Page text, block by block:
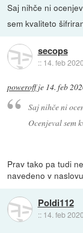
Saj nihče ni
sem kvaliteto
secops
:: 14. feb
poweroffje 14. feb
Saj nihče ni
Ocenjeval sem
Prav tako pa tudi
navedeno v
Poldi112
:: 14. feb